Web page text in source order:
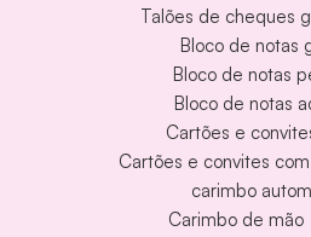
Talões de cheques
Bloco de notas
Bloco de notas
Bloco de notas
Cartões e
Cartões e convites
carimbo
Carimbo de mão